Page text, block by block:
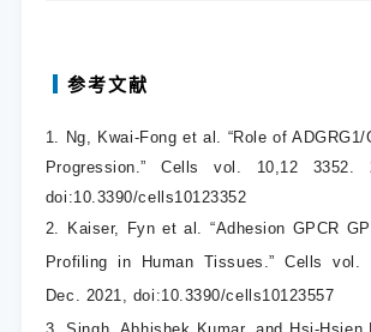
参考文献
1. Ng, Kwai-Fong et al. “Role of
Progression.” Cells vol. 10,12 3352.
doi:10.3390/cells10123352
2. Kaiser, Fyn et al. “Adhesion GPCR
Profiling in Human Tissues.” Cells vol.
Dec. 2021, doi:10.3390/cells10123557